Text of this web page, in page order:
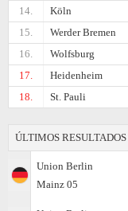
14.
Köln
15.
Werder Bremen
16.
Wolfsburg
17.
Heidenheim
18.
St. Pauli
ÚLTIMOS RESULTADOS
Union Berlin
Mainz 05